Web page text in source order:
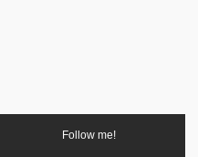
Follow me!